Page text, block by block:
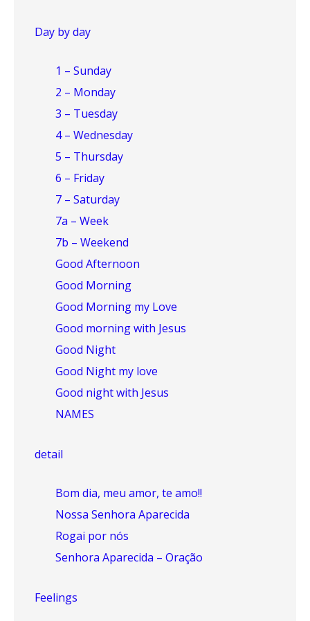
Day by day
1 – Sunday
2 – Monday
3 – Tuesday
4 – Wednesday
5 – Thursday
6 – Friday
7 – Saturday
7a – Week
7b – Weekend
Good Afternoon
Good Morning
Good Morning my Love
Good morning with Jesus
Good Night
Good Night my love
Good night with Jesus
NAMES
detail
Bom dia, meu amor, te amo!!
Nossa Senhora Aparecida
Rogai por nós
Senhora Aparecida – Oração
Feelings